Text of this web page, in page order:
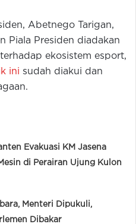
Abetnego Tarigan,
Piala Presiden diadakan
ekosistem esport,
ini sudah diakui dan
Evakuasi KM Jasena
di Perairan Ujung Kulon
Menteri Dipukuli,
Dibakar